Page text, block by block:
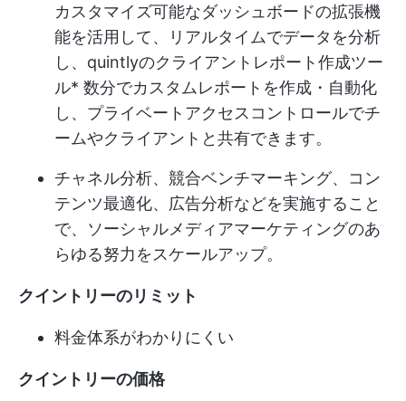
カスタマイズ可能なダッシュボードの拡張機
能を活用して、リアルタイムでデータを分析
し、quintlyのクライアントレポート作成ツー
ル* 数分でカスタムレポートを作成・自動化
し、プライベートアクセスコントロールでチ
ームやクライアントと共有できます。
チャネル分析、競合ベンチマーキング、コン
テンツ最適化、広告分析などを実施すること
で、ソーシャルメディアマーケティングのあ
らゆる努力をスケールアップ。
クイントリーのリミット
料金体系がわかりにくい
クイントリーの価格